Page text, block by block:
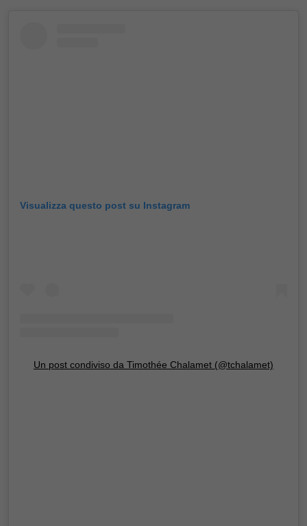
Visualizza questo post su Instagram
Un post condiviso da Timothée Chalamet (@tchalamet)